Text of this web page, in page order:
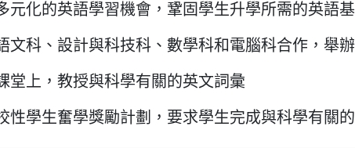
元化的英語學習機會，鞏固學生升學所需的英語基
文科、設計與科技科、數學科和電腦科合作，舉
堂上，教授與科學有關的英文詞彙
性學生奮學獎勵計劃，要求學生完成與科學有關